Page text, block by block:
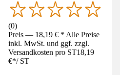
(0)
Preis — 18,19 € * Alle Preise
inkl. MwSt. und ggf. zzgl.
Versandkosten pro ST18,19
€*/ ST